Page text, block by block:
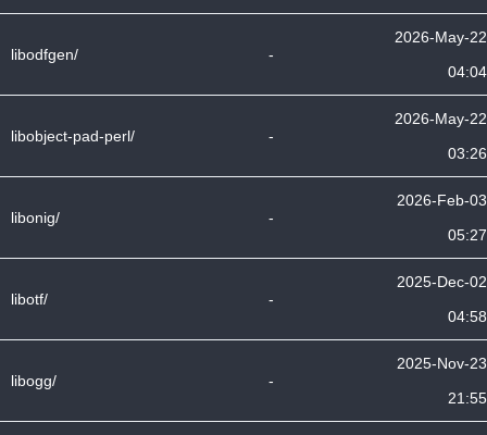
libodfgen/ -
2026-May-22
04:04
libobject-pad-perl/ -
2026-May-22
03:26
libonig/ -
2026-Feb-03
05:27
libotf/ -
2025-Dec-02
04:58
libogg/ -
2025-Nov-23
21:55